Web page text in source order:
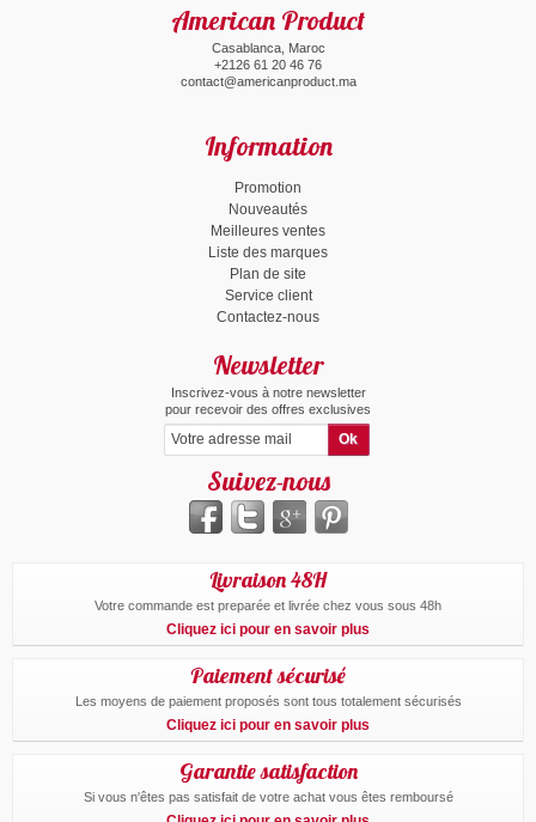
American Product
Casablanca, Maroc
+2126 61 20 46 76
contact@americanproduct.ma
Information
Promotion
Nouveautés
Meilleures ventes
Liste des marques
Plan de site
Service client
Contactez-nous
Newsletter
Inscrivez-vous à notre newsletter
pour recevoir des offres exclusives
Suivez-nous
Livraison 48H
Votre commande est preparée et livrée chez vous sous 48h
Cliquez ici pour en savoir plus
Paiement sécurisé
Les moyens de paiement proposés sont tous totalement sécurisés
Cliquez ici pour en savoir plus
Garantie satisfaction
Si vous n'êtes pas satisfait de votre achat vous êtes remboursé